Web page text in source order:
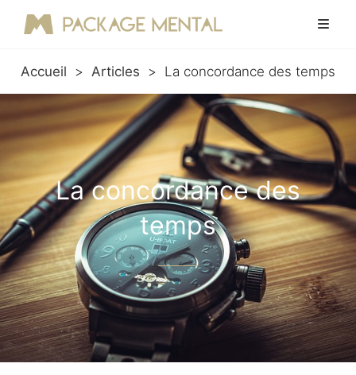
Accueil > Articles > La concordance des temps
La concordance des
temps